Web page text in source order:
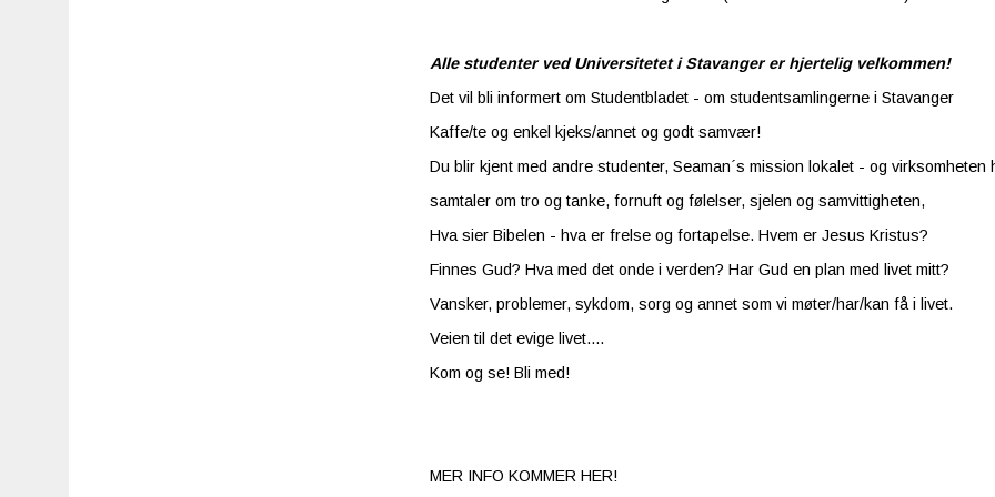
Alle studenter ved Universitetet i Stavanger er hjertelig velkommen!
Det vil bli informert om Studentbladet - om studentsamlingerne i Stavanger
Kaffe/te og enkel kjeks/annet og godt samvær!
Du blir kjent med andre studenter, Seaman´s mission lokalet - og virksomheten
samtaler om tro og tanke, fornuft og følelser, sjelen og samvittigheten,
Hva sier Bibelen - hva er frelse og fortapelse. Hvem er Jesus Kristus?
Finnes Gud? Hva med det onde i verden? Har Gud en plan med livet mitt?
Vansker, problemer, sykdom, sorg og annet som vi møter/har/kan få i livet.
Veien til det evige livet....
Kom og se! Bli med!
MER INFO KOMMER HER!